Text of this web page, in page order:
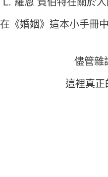
在《婚姻》這本小手冊
儘管雜
這裡真